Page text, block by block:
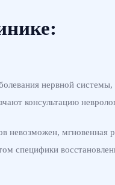
нервной системы,
консультацию
невозможен, мгновенная
специфики